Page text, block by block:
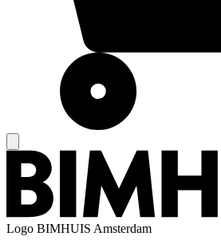
Logo BIMHUIS Amsterdam